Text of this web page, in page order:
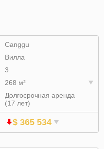
Canggu
Вилла
3
268 м²
Долгосрочная аренда
(17 лет)
$ 365 534